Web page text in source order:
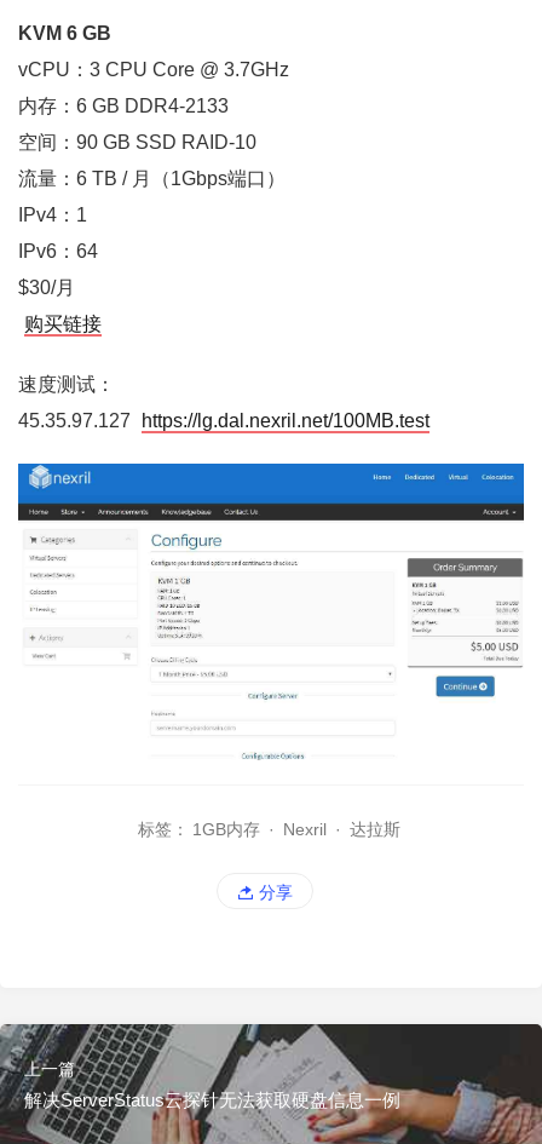
KVM 6 GB
vCPU：3 CPU Core @ 3.7GHz
内存：6 GB DDR4-2133
空间：90 GB SSD RAID-10
流量：6 TB / 月（1Gbps端口）
IPv4：1
IPv6：64
$30/月
购买链接
速度测试：
45.35.97.127
https://lg.dal.nexril.net/100MB.test
标签： 1GB内存 · Nexril · 达拉斯
分享
上一篇
解决ServerStatus云探针无法获取硬盘信息一例